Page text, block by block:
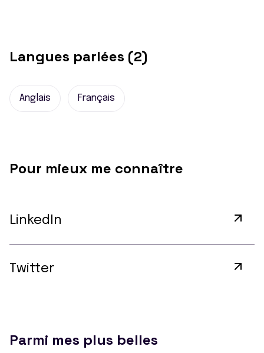
Langues parlées (2)
Anglais Français
Pour mieux me connaître
LinkedIn
Twitter
Parmi mes plus belles